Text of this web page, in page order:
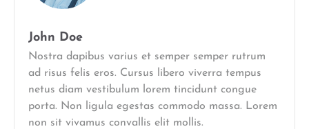
John Doe
Nostra dapibus varius et semper semper rutrum
ad risus felis eros. Cursus libero viverra tempus
netus diam vestibulum lorem tincidunt congue
porta. Non ligula egestas commodo massa. Lorem
non sit vivamus convallis elit mollis.